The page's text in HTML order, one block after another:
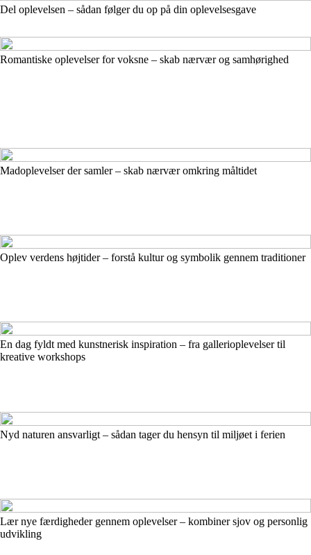
Del oplevelsen – sådan følger du op på din oplevelsesgave
Romantiske oplevelser for voksne – skab nærvær og samhørighed
Madoplevelser der samler – skab nærvær omkring måltidet
Oplev verdens højtider – forstå kultur og symbolik gennem traditioner
En dag fyldt med kunstnerisk inspiration – fra gallerioplevelser til
kreative workshops
Nyd naturen ansvarligt – sådan tager du hensyn til miljøet i ferien
Lær nye færdigheder gennem oplevelser – kombiner sjov og personlig
udvikling